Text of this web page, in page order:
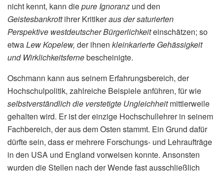
nicht kennt, kann diepure Ignoranz und den
Geistesbankrottihrer Kritikeraus der saturierten
Perspektive westdeutscher Bürgerlichkeiteinschätzen; so
etwaLew Kopelew, der ihnen kleinkarierte Gehässigkeit
und Wirklichkeitsfernebescheinigte.
Oschmann kann aus seinem Erfahrungsbereich, der
Hochschulpolitik, zahlreiche Beispiele anführen, für wie
selbstverständlich die verstetigte Ungleichheitmittlerweile
gehalten wird. Er ist der einzige Hochschullehrer in seinem
Fachbereich, der aus dem Osten stammt. Ein Grund dafür
dürfte sein, dass er mehrere Forschungs- und Lehraufträge
in den USA und England vorweisen konnte. Ansonsten
wurden die Stellen nach der Wende fast ausschließlich